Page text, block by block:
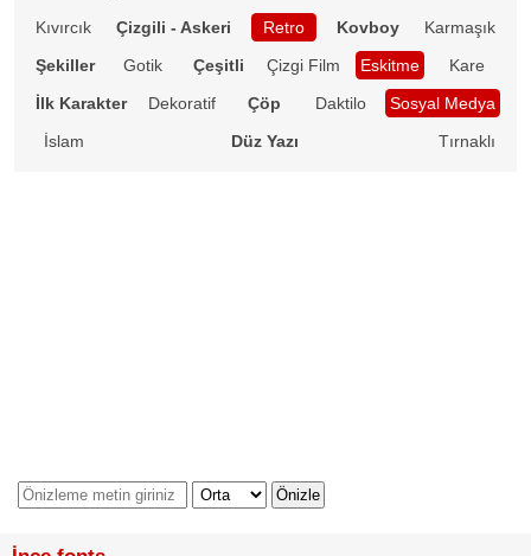
Kıvırcık
Çizgili - Askeri Retro Kovboy
Karmaşık
Şekiller
Gotik Çeşitli Çizgi Film Eskitme
Kare
İlk Karakter
Dekoratif Çöp Daktilo
Sosyal Medya
İslam
Düz Yazı Tırnaklı